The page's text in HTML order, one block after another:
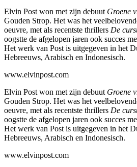
Elvin Post won met zijn debuut Groene
Gouden Strop. Het was het
oeuvre, met als recentste thrillers De
oogstte de afgelopen jaren ook succes
Het werk van Post is uitgegeven in het
Hebreeuws, Arabisch en Indonesisch.
www.elvinpost.com
Elvin Post won met zijn debuut Groene
Gouden Strop. Het was het
oeuvre, met als recentste thrillers De
oogstte de afgelopen jaren ook succes
Het werk van Post is uitgegeven in het
Hebreeuws, Arabisch en Indonesisch.
www.elvinpost.com